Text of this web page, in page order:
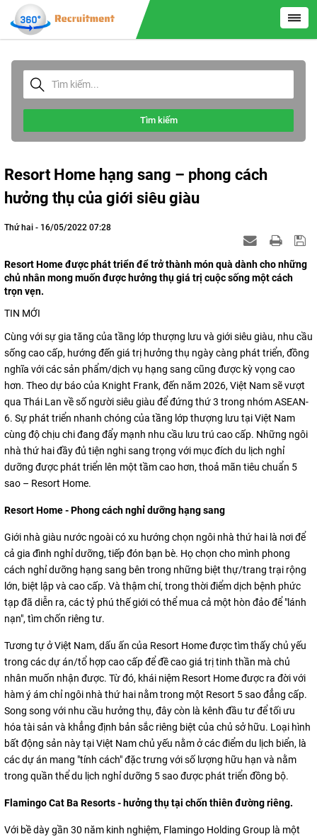
Tìm kiếm
Resort Home hạng sang – phong cách
hưởng thụ của giới siêu giàu
Thứ hai - 16/05/2022 07:28
Resort Home được phát triển để trở thành món quà dành cho những
chủ nhân mong muốn được hưởng thụ giá trị cuộc sống một cách
trọn vẹn.
TIN MỚI
Cùng với sự gia tăng của tầng lớp thượng lưu và giới siêu giàu, nhu cầu
sống cao cấp, hướng đến giá trị hưởng thụ ngày càng phát triển, đồng
nghĩa với các sản phẩm/dịch vụ hạng sang cũng được kỳ vọng cao
hơn. Theo dự báo của Knight Frank, đến năm 2026, Việt Nam sẽ vượt
qua Thái Lan về số người siêu giàu để đứng thứ 3 trong nhóm ASEAN-
6. Sự phát triển nhanh chóng của tầng lớp thượng lưu tại Việt Nam
cùng độ chịu chi đang đẩy mạnh nhu cầu lưu trú cao cấp. Những ngôi
nhà thứ hai đầy đủ tiện nghi sang trọng với mục đích du lịch nghỉ
dưỡng được phát triển lên một tầm cao hơn, thoả mãn tiêu chuẩn 5
sao – Resort Home.
Resort Home - Phong cách nghỉ dưỡng hạng sang
Giới nhà giàu nước ngoài có xu hướng chọn ngôi nhà thứ hai là nơi để
cả gia đình nghỉ dưỡng, tiếp đón bạn bè. Họ chọn cho mình phong
cách nghỉ dưỡng hạng sang bên trong những biệt thự/trang trại rộng
lớn, biệt lập và cao cấp. Và thậm chí, trong thời điểm dịch bệnh phức
tạp đã diễn ra, các tỷ phú thế giới có thể mua cả một hòn đảo để "lánh
nạn", tìm chốn riêng tư.
Tương tự ở Việt Nam, dấu ấn của Resort Home được tìm thấy chủ yếu
trong các dự án/tổ hợp cao cấp để đề cao giá trị tinh thần mà chủ
nhân muốn nhận được. Từ đó, khái niệm Resort Home được ra đời với
hàm ý ám chỉ ngôi nhà thứ hai nằm trong một Resort 5 sao đẳng cấp.
Song song với nhu cầu hưởng thụ, đây còn là kênh đầu tư để tối ưu
hóa tài sản và khẳng định bản sắc riêng biệt của chủ sở hữu. Loại hình
bất động sản này tại Việt Nam chủ yếu nằm ở các điểm du lịch biển, là
các dự án mang "tính cách" đặc trưng với số lượng hữu hạn và nằm
trong quần thể du lịch nghỉ dưỡng 5 sao được phát triển đồng bộ.
Flamingo Cat Ba Resorts - hưởng thụ tại chốn thiên đường riêng.
Với bề dày gần 30 năm kinh nghiệm, Flamingo Holding Group là một